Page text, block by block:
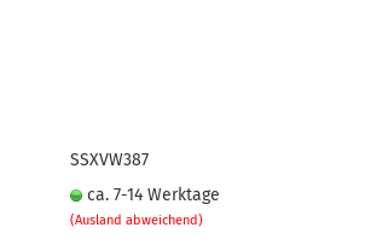
SSXVW387
ca. 7-14 Werktage
(Ausland abweichend)